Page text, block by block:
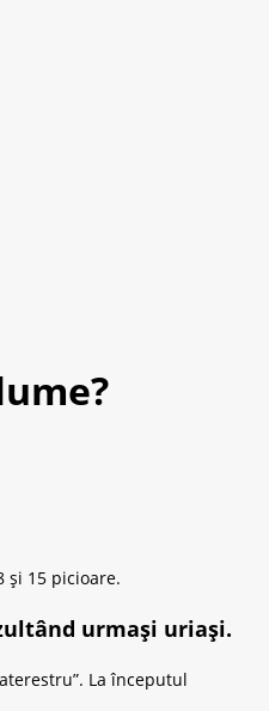
și 15 picioare.
urmași uriași.
La începutul